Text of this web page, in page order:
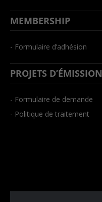
MEMBERSHIP
- Formulaire d’adhésion
PROJETS D’ÉMISSION
- Formulaire de demande
- Politique de traitement